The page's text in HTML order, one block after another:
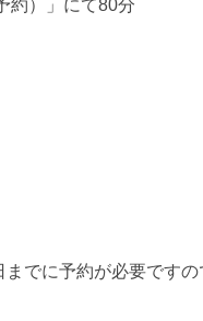
約）」にて80分
でに予約が必要です